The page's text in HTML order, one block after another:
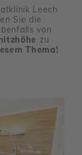
Leech
Sie die
von
zu
Thema!